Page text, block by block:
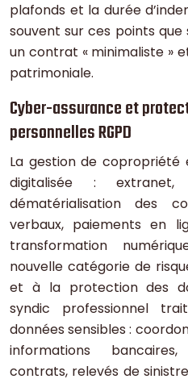
plafonds et la durée
souvent sur ces points
un contrat « minimaliste »
patrimoniale.
Cyber-assurance et
personnelles RGPD
La gestion de copropriété
digitalisée :
dématérialisation des
verbaux, paiements en
transformation
nouvelle catégorie de
et à la protection des
syndic professionnel
données sensibles :
informations
contrats, relevés de